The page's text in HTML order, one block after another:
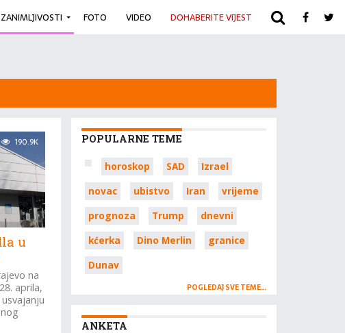
ZANIMLJIVOSTI FOTO VIDEO DOHABERITE VIJEST ARHIVA
190.9K
u
na
aprila,
POPULARNE TEME
horoskop SAD
Izrael
novac
ubistvo Iran
vrijeme
prognoza
Trump
dnevni
kćerka
Dino Merlin
granice
Dunav
POGLEDAJ SVE TEME…
ANKETA